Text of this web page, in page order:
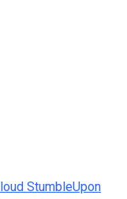
StumbleUpon